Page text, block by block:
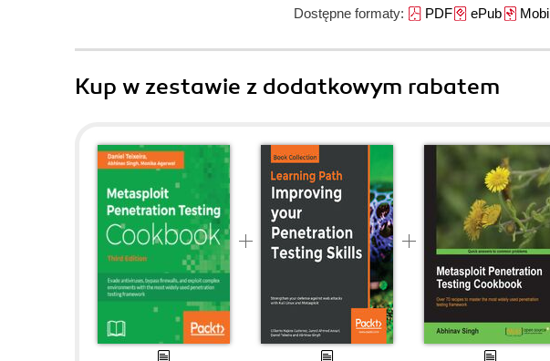
Dostępne formaty: PDFePubMobi
Kup w zestawie z dodatkowym rabatem